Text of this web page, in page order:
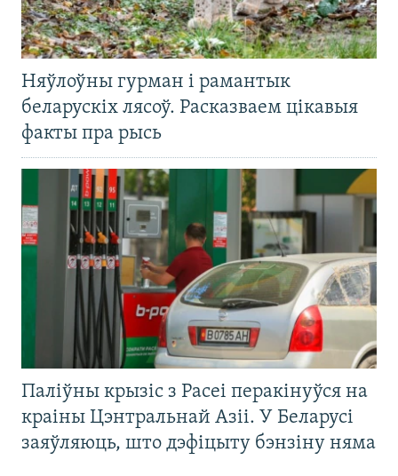
Няўлоўны гурман і рамантык
беларускіх лясоў. Расказваем цікавыя
факты пра рысь
Паліўны крызіс з Расеі перакінуўся на
краіны Цэнтральнай Азіі. У Беларусі
заяўляюць, што дэфіцыту бэнзіну няма